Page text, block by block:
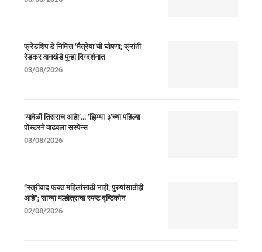
फ्रेंडशिप डे निमित्त ‘मैत्रेया’ची घोषणा; क्रांती
रेडकर वानखेडे पुन्हा दिग्दर्शनात
03/08/2026
‘यावेळी तिसराच आहे!’… ‘झिम्मा ३’च्या पहिल्या
पोस्टरने वाढवला सस्पेन्स
03/08/2026
“स्त्रीवाद फक्त महिलांसाठी नाही, पुरुषांसाठीही
आहे”; सान्या मल्होत्राचा स्पष्ट दृष्टिकोन
02/08/2026